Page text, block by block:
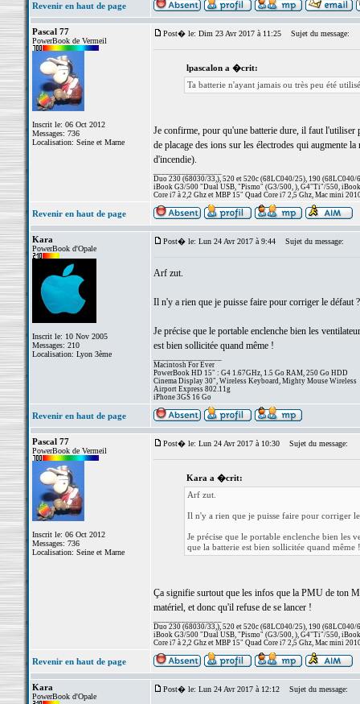
Revenir en haut de page
Pascal 77
PowerBook de Vermeil
Inscrit le: 06 Oct 2012
Messages: 736
Localisation: Seine et Marne
Post� le: Dim 23 Avr 2017 à 11:25 Sujet du message:
lpascalon a �crit:
Ta batterie n'ayant jamais ou très peu été
Je confirme, pour qu'une batterie dure, il faut l'utiliser
de placage des ions sur les électrodes qui augmente
d'incendie).
Duo 230 (68030/33,), 520 et 520c (68LC040/25), 190 (68LC040/
iBook G3/500 "Dual USB, "Pismo" (G3/500, ), G4"Ti"/550,
Core i7 à 2,2 Ghz et MBP 15" Quad Core i7 2,5 Ghz, Mac mini
Revenir en haut de page
Kara
PowerBook d'Opale
Inscrit le: 10 Nov 2005
Messages: 210
Localisation: Lyon 3ème
Post� le: Lun 24 Avr 2017 à 9:44 Sujet du message:
Arf zut.
Il n'y a rien que je puisse faire pour corriger le défaut ?
Je précise que le portable enclenche bien les
est bien sollicitée quand même !
Macintosh For Ever
PowerBook HD 15" : G4 1.67GHz, 1.5 Go RAM, 250 Go HDD
Cinema Display 30", Wireless Keyboard, Mighty Mouse Wireless
Airport Express 802.11g
iPhone 3GS 16 Go
Revenir en haut de page
Pascal 77
PowerBook de Vermeil
Inscrit le: 06 Oct 2012
Messages: 736
Localisation: Seine et Marne
Post� le: Lun 24 Avr 2017 à 10:30 Sujet du message:
Kara a �crit:
Arf zut.
Il n'y a rien que je puisse faire pour corriger
Je précise que le portable enclenche bien les
que la batterie est bien sollicitée quand même !
Ça signifie surtout que les infos que la PMU de ton
matériel, et donc qu'il refuse de se lancer !
Duo 230 (68030/33,), 520 et 520c (68LC040/25), 190 (68LC040/
iBook G3/500 "Dual USB, "Pismo" (G3/500, ), G4"Ti"/550,
Core i7 à 2,2 Ghz et MBP 15" Quad Core i7 2,5 Ghz, Mac mini
Revenir en haut de page
Kara
PowerBook d'Opale
Post� le: Lun 24 Avr 2017 à 12:12 Sujet du message: